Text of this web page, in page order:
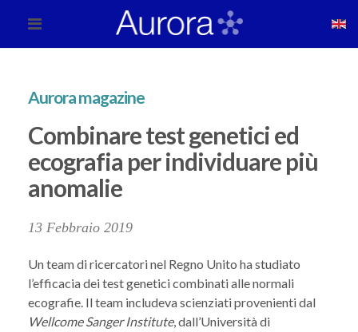
Aurora magazine
Combinare test genetici ed
ecografia per individuare più
anomalie
13 Febbraio 2019
Un team di ricercatori nel Regno Unito ha studiato
l’efficacia dei test genetici combinati alle normali
ecografie. Il team includeva scienziati provenienti dal
Wellcome Sanger Institute, dall’Università di